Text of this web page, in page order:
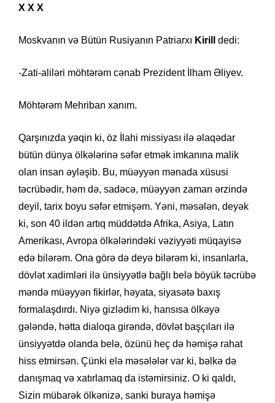
X X X
Moskvanın və Bütün Rusiyanın Patriarxı Kirill dedi:
-Zati-aliləri möhtərəm cənab Prezident İlham Əliyev.
Möhtərəm Mehriban xanım.
Qarşınızda yəqin ki, öz İlahi missiyası ilə əlaqədar
bütün dünya ölkələrinə səfər etmək imkanına malik
olan insan əyləşib. Bu, müəyyən mənada xüsusi
təcrübədir, həm də, sadəcə, müəyyən zaman ərzində
deyil, tarix boyu səfər etmişəm. Yəni, məsələn, deyək
ki, son 40 ildən artıq müddətdə Afrika, Asiya, Latın
Amerikası, Avropa ölkələrindəki vəziyyəti müqayisə
edə bilərəm. Ona görə də deyə bilərəm ki, insanlarla,
dövlət xadimləri ilə ünsiyyətlə bağlı belə böyük təcrübə
məndə müəyyən fikirlər, həyata, siyasətə baxış
formalaşdırdı. Niyə gizlədim ki, hansısa ölkəyə
gələndə, hətta dialoqa girəndə, dövlət başçıları ilə
ünsiyyətdə olanda belə, özünü heç də həmişə rahat
hiss etmirsən. Çünki elə məsələlər var ki, bəlkə də
danışmaq və xatırlamaq da istəmirsiniz. O ki qaldı,
Sizin mübarək ölkənizə, sanki buraya həmişə